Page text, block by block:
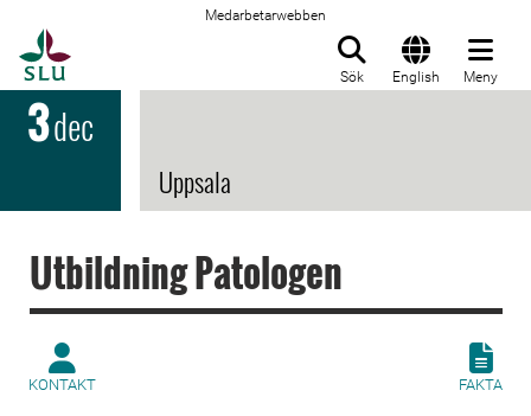
Medarbetarwebben
Sök English Meny
3dec
Uppsala
Utbildning Patologen
KONTAKT FAKTA